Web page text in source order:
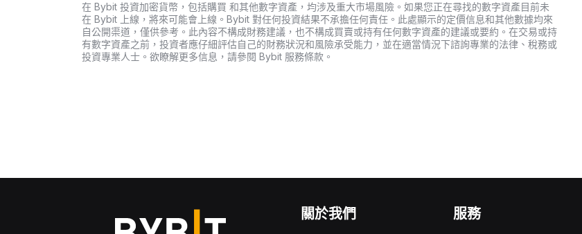
在 Bybit 投資加密貨幣，包括購買 和其他數字資產，均涉及重大市場風險。如果您正在尋找的數字資產目前未
在 Bybit 上線，將來可能會上線。Bybit 對任何投資結果不承擔任何責任。此處顯示的定價信息和其他數據均來
自公開渠道，僅供參考。此內容不構成財務建議，也不構成買賣或持有任何數字資產的建議或要約。在交易或持
有數字資產之前，投資者應仔細評估自己的財務狀況和風險承受能力，並在適當情況下諮詢專業的法律、稅務或
投資專業人士。欲瞭解更多信息，請參閱 Bybit 服務條款。
關於我們 服務